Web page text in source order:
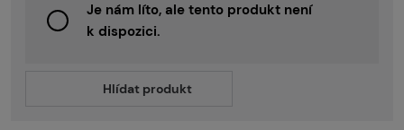
Je nám líto, ale tento produkt není
k dispozici.
Hlídat produkt